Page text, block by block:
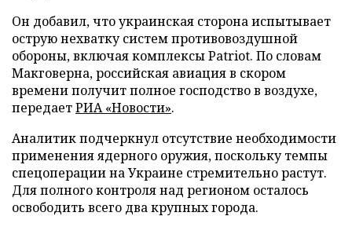
Он добавил, что украинская сторона испытывает
острую нехватку систем противовоздушной
обороны, включая комплексы Patriot. По словам
Макговерна, российская авиация в скором
времени получит полное господство в воздухе,
передаетРИА «Новости».
Аналитик подчеркнул отсутствие необходимости
применения ядерного оружия, поскольку темпы
спецоперации на Украине стремительно растут.
Для полного контроля над регионом осталось
освободить всего два крупных города.